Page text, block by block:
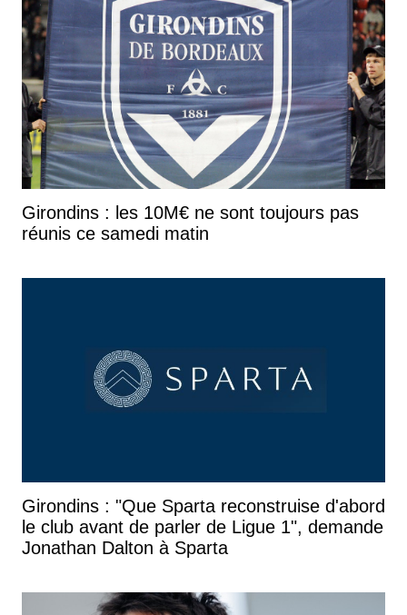
Girondins : les 10M€ ne sont toujours pas
réunis ce samedi matin
Girondins : "Que Sparta reconstruise d'abord
le club avant de parler de Ligue 1", demande
Jonathan Dalton à Sparta